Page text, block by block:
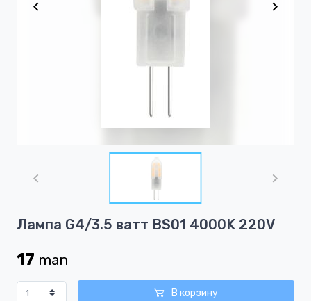
1
1
Лампа G4/3.5 ватт BS01 4000K 220V
17 man
В корзину